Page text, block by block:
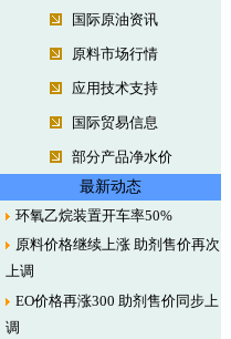
国际原油资讯
原料市场行情
应用技术支持
国际贸易信息
部分产品净水价
最新动态
环氧乙烷装置开车率50%
原料价格继续上涨 助剂售价再次
上调
EO价格再涨300 助剂售价同步上
调